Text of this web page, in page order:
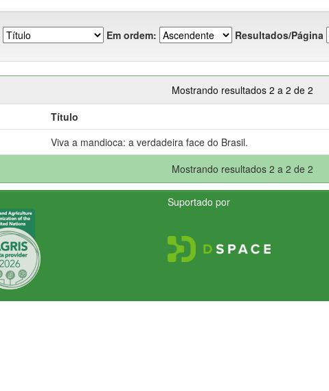
Em ordem: Resultados/Página
Mostrando resultados 2 a 2 de 2
Título
Viva a mandioca: a verdadeira face do Brasil.
Mostrando resultados 2 a 2 de 2
Suportado por